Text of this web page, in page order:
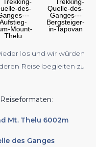
los und wir würden
Reise begleiten zu
Mt. Thelu 6002m
des Ganges